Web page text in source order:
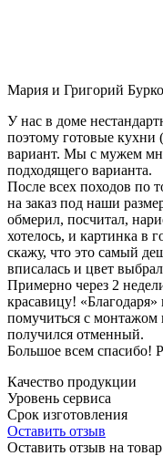
Мария и Григорий
У нас в доме
поэтому готовые
вариант. Мы с мужем
подходящего варианта.
После всех походов по
на заказ под наши
обмерил, посчитал,
хотелось, и картинка в
скажу, что это самый
вписалась и цвет
Примерно через 2
красавицу!
помучиться с монтажом
получился отменный.
Большое всем спасибо!
Качество продукции
Уровень сервиса
Срок изготовления
Оставить отзыв
Оставить отзыв на